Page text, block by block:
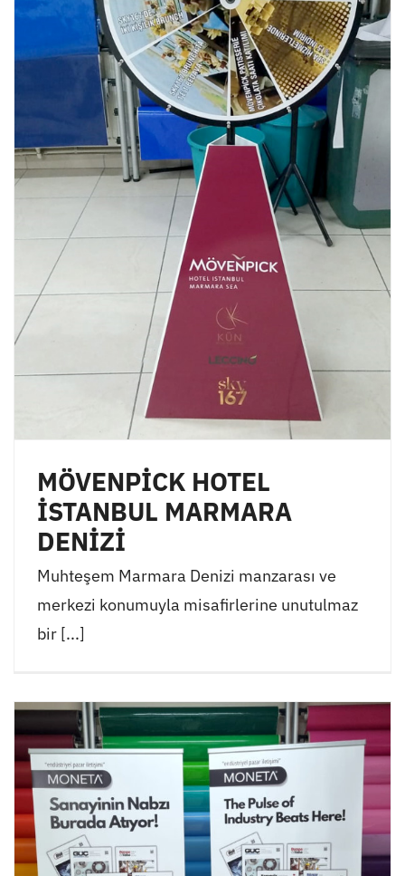
MÖVENPİCK HOTEL
İSTANBUL MARMARA
DENİZİ
Muhteşem Marmara Denizi manzarası ve
merkezi konumuyla misafirlerine unutulmaz
bir [...]